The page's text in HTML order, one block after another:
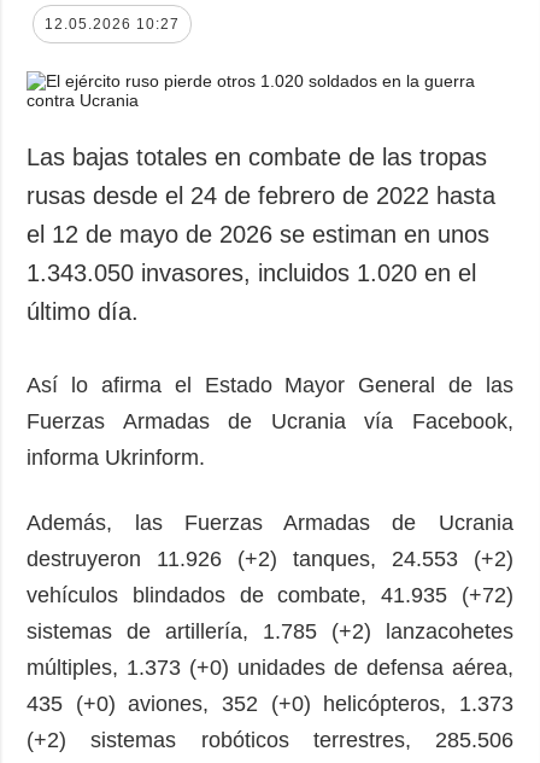
12.05.2026 10:27
Las bajas totales en combate de las tropas
rusas desde el 24 de febrero de 2022 hasta
el 12 de mayo de 2026 se estiman en unos
1.343.050 invasores, incluidos 1.020 en el
último día.
Así lo afirma el Estado Mayor General de las
Fuerzas Armadas de Ucrania vía Facebook,
informa Ukrinform.
Además, las Fuerzas Armadas de Ucrania
destruyeron 11.926 (+2) tanques, 24.553 (+2)
vehículos blindados de combate, 41.935 (+72)
sistemas de artillería, 1.785 (+2) lanzacohetes
múltiples, 1.373 (+0) unidades de defensa aérea,
435 (+0) aviones, 352 (+0) helicópteros, 1.373
(+2) sistemas robóticos terrestres, 285.506